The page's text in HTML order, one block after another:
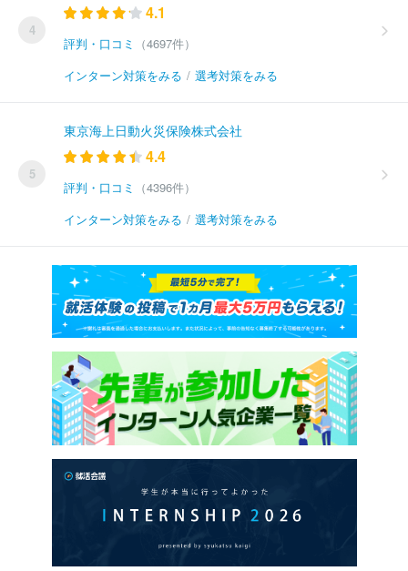
4
4.1
評判・口コミ
（4697件）
インターン対策をみる / 選考対策をみる
5
東京海上日動火災保険株式会社
4.4
評判・口コミ
（4396件）
インターン対策をみる / 選考対策をみる